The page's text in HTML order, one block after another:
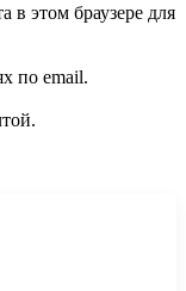
в этом браузере для
по email.